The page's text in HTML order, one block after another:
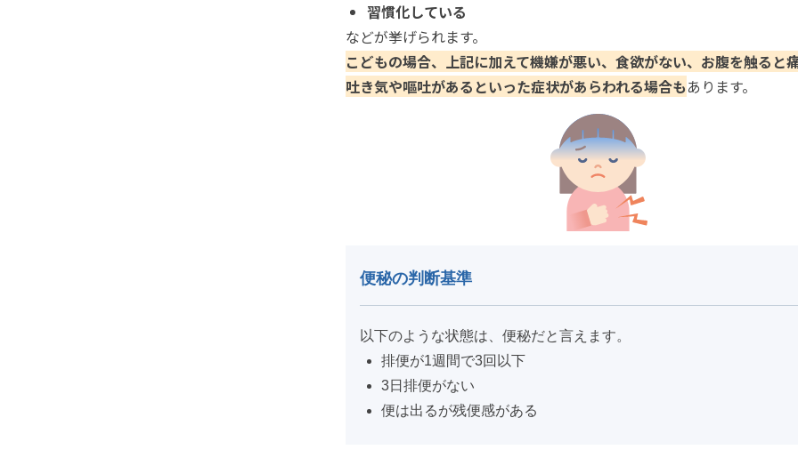
習慣化している
などが挙げられます。
こどもの場合、上記に加えて機嫌が悪い、食欲がない、お腹を触ると痛
吐き気や嘔吐があるといった症状があらわれる場合もあります。
便秘の判断基準
以下のような状態は、便秘だと言えます。
排便が1週間で3回以下
3日排便がない
便は出るが残便感がある